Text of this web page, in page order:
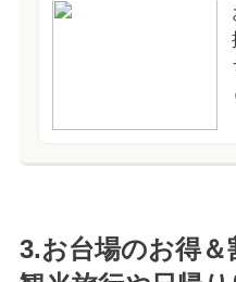
3.お台場のお得